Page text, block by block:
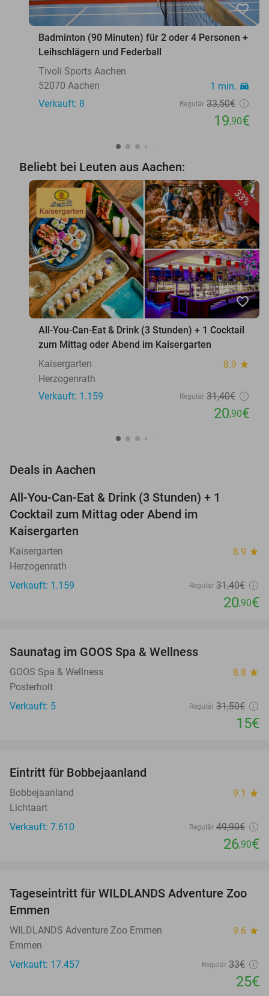
favorite_border
Badminton (90 Minuten) für 2 oder 4 Personen +
Leihschlägern und Federball
Tivoli Sports Aachen
52070 Aachen
1 min. directions_car
Verkauft: 8 Regulär 33,50€
19,90€
Beliebt bei Leuten aus Aachen:
33%
favorite_border
All-You-Can-Eat & Drink (3 Stunden) + 1 Cocktail
zum Mittag oder Abend im Kaisergarten
Kaisergarten
8.9 star
Herzogenrath
Verkauft: 1.159
Regulär 31,40€
20,90€
Deals in Aachen
All-You-Can-Eat & Drink (3 Stunden) + 1
Cocktail zum Mittag oder Abend im
Kaisergarten
Kaisergarten 8.9 star
Herzogenrath
Verkauft: 1.159
Regulär 31,40€
20,90€
TODAY
Saunatag im GOOS Spa & Wellness
GOOS Spa & Wellness 8.8 star
Posterholt
Verkauft: 5
Regulär 31,50€
15€
Eintritt für Bobbejaanland
Bobbejaanland 9.1 star
Lichtaart
Verkauft: 7.610
Regulär 49,90€
26,90€
24%
Tageseintritt für WILDLANDS Adventure Zoo
Emmen
WILDLANDS Adventure Zoo Emmen 9.6 star
Emmen
Verkauft: 17.457
Regulär 33€
25€